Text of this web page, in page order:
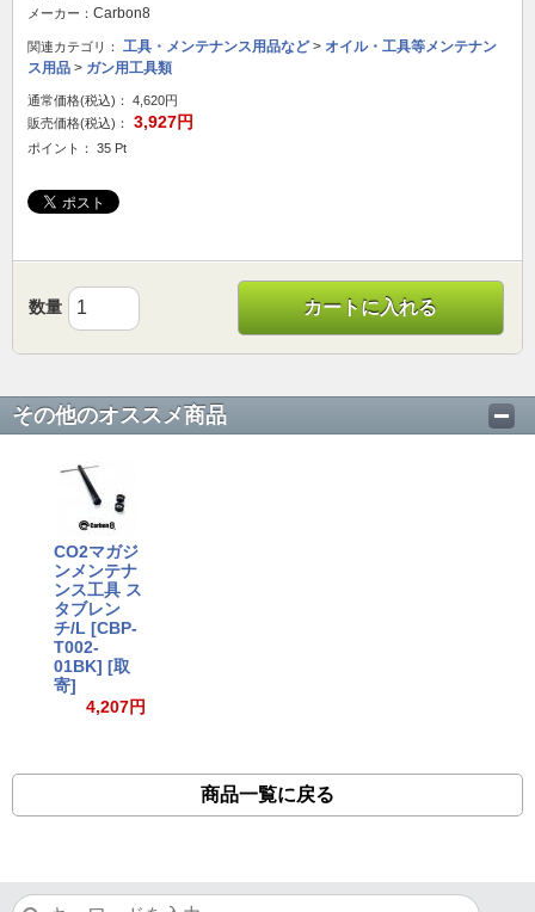
メーカー： Carbon8
関連カテゴリ： 工具・メンテナンス用品など> オイル・工具等メンテナン
ス用品 > ガン用工具類
通常価格(税込)：
4,620円
販売価格(税込)：
3,927円
ポイント： 35 Pt
数量 カートに入れる
その他のオススメ商品
CO2マガジ
ンメンテナ
ンス工具 ス
タブレン
チ/L [CBP-
T002-
01BK] [取
寄]
4,207円
商品一覧に戻る